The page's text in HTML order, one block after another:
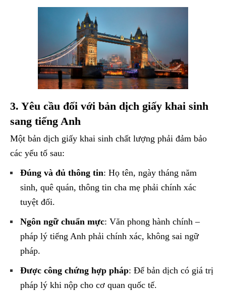
3. Yêu cầu đối với bản dịch giấy khai sinh
sang tiếng Anh
Một bản dịch giấy khai sinh chất lượng phải đảm bảo
các yếu tố sau:
Đúng và đủ thông tin: Họ tên, ngày tháng năm
sinh, quê quán, thông tin cha mẹ phải chính xác
tuyệt đối.
Ngôn ngữ chuẩn mực: Văn phong hành chính –
pháp lý tiếng Anh phải chính xác, không sai ngữ
pháp.
Được công chứng hợp pháp: Để bản dịch có giá trị
pháp lý khi nộp cho cơ quan quốc tế.